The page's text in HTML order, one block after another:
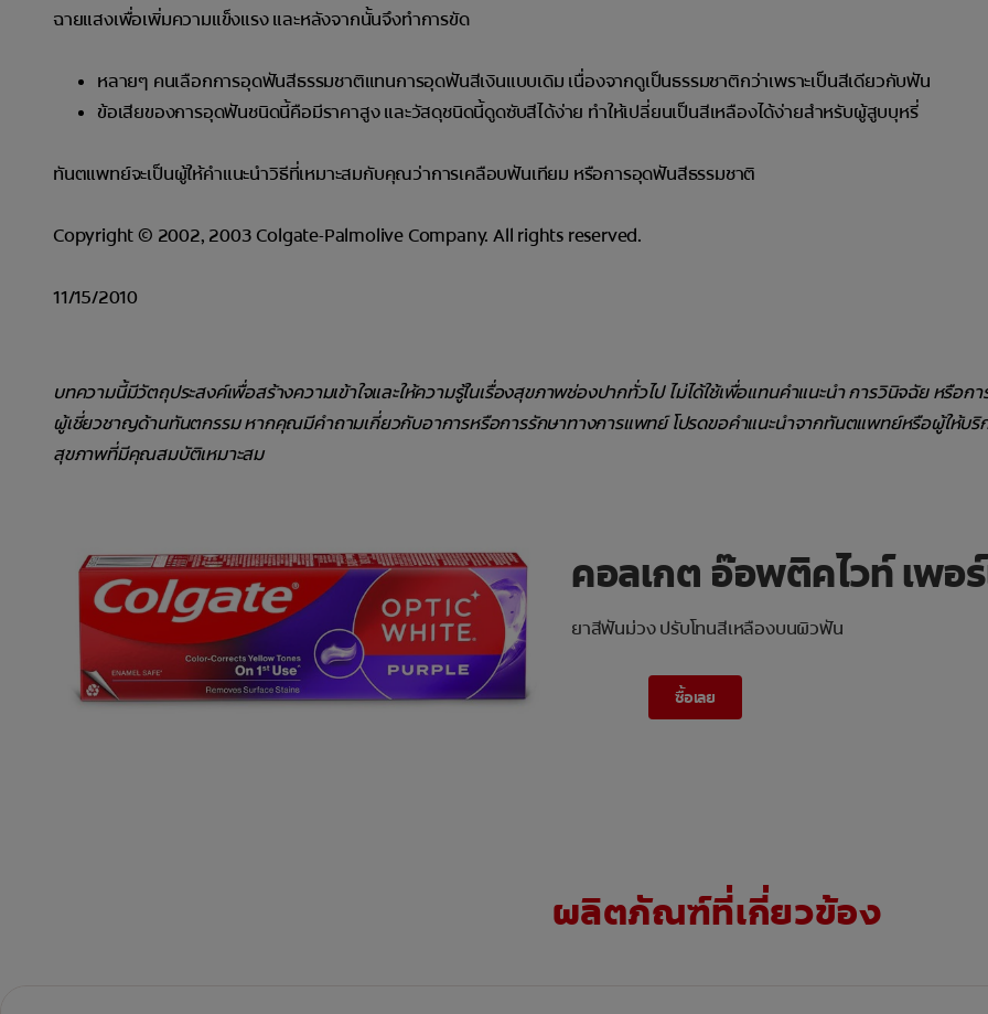
ฉายแสงเพื่อเพิ่มความแข็งแรง และหลังจากนั้นจึงทำการขัด
หลายๆ คนเลือกการอุดฟันสีธรรมชาติแทนการอุดฟันสีเงินแบบเดิม เนื่องจากดูเป็นธรรมชาติกว่าเพราะเป็นสีเดียวกับฟัน
ข้อเสียของการอุดฟันชนิดนี้คือมีราคาสูง และวัสดุชนิดนี้ดูดซับสีได้ง่าย ทำให้เปลี่ยนเป็นสีเหลืองได้ง่ายสำหรับผู้สูบบุหรี่
ทันตแพทย์จะเป็นผู้ให้คำแนะนำวิธีที่เหมาะสมกับคุณว่าการเคลือบฟันเทียม หรือการอุดฟันสีธรรมชาติ
Copyright © 2002, 2003 Colgate-Palmolive Company. All rights reserved.
11/15/2010
บทความนี้มีวัตถุประสงค์เพื่อสร้างความเข้าใจและให้ความรู้ในเรื่องสุขภาพช่องปากทั่วไป ไม่ได้ใช้เพื่อแทนคำแนะนำ การวินิจฉัย หรือกา
ผู้เชี่ยวชาญด้านทันตกรรม หากคุณมีคำถามเกี่ยวกับอาการหรือการรักษาทางการแพทย์ โปรดขอคำแนะนำจากทันตแพทย์หรือผู้ให้บริ
สุขภาพที่มีคุณสมบัติเหมาะสม
คอลเกต อ๊อพติคไวท์ เพอ
ยาสีฟันม่วง ปรับโทนสีเหลืองบนผิวฟัน
ซื้อเลย
ผลิตภัณฑ์ที่เกี่ยวข้อง